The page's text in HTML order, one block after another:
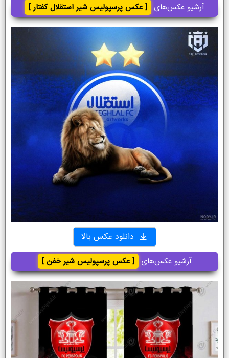
آرشیو عکس‌های [ عکس پرسپولیس شیر استقلال کفتار ]
دانلود عکس بالا
آرشیو عکس‌های [ عکس پرسپولیس شیر خفن ]